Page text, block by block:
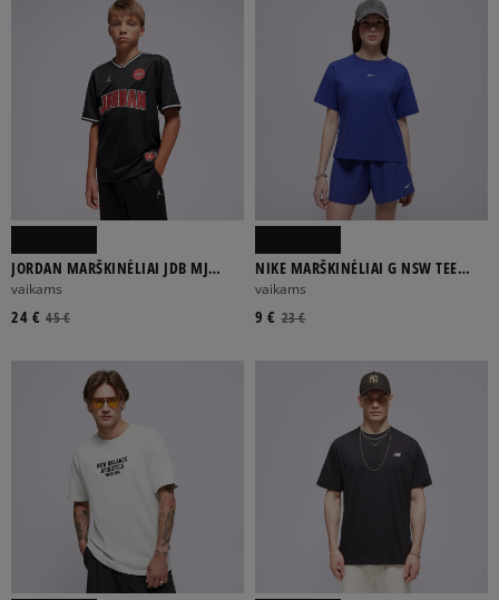
JORDAN MARŠKINĖLIAI JDB MJ
SPORT JERSEY BOY
vaikams
45 €
24 €
NIKE MARŠKINĖLIAI G NSW TEE
BOXY ESSNTL LBR GIRL
vaikams
23 €
9 €